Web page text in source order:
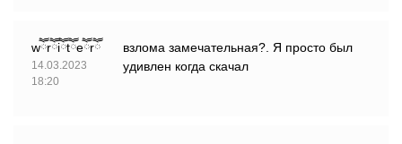
wཽrཽiཽtཽeཽrཽ
14.03.2023
18:20
взлома замечательная?. Я просто был
удивлен когда скачал